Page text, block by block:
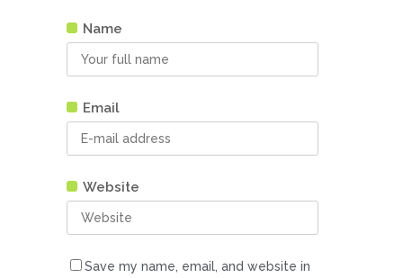
Name
Email
Website
Save my name, email, and website in